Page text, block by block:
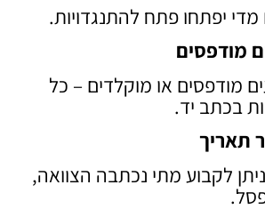
יפתחו פתח להתנגדויות.
מודפסים או מוקלדים – כל
בכתב יד.
לקבוע מתי נכתבה הצוואה,